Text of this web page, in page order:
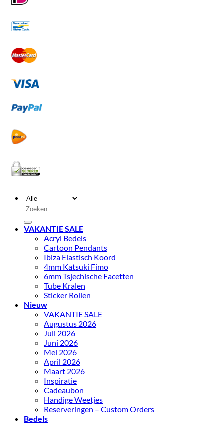
Zoeken
naar:
VAKANTIE SALE
Acryl Bedels
Cartoon Pendants
Ibiza Elastisch Koord
4mm Katsuki Fimo
6mm Tsjechische Facetten
Tube Kralen
Sticker Rollen
Nieuw
VAKANTIE SALE
Augustus 2026
Juli 2026
Juni 2026
Mei 2026
April 2026
Maart 2026
Inspiratie
Cadeaubon
Handige Weetjes
Reserveringen – Custom Orders
Bedels